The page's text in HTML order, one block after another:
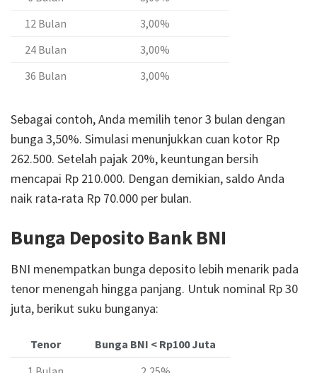
12 Bulan
3,00%
24 Bulan
3,00%
36 Bulan
3,00%
Sebagai contoh, Anda memilih tenor 3 bulan dengan
bunga 3,50%. Simulasi menunjukkan cuan kotor Rp
262.500. Setelah pajak 20%, keuntungan bersih
mencapai Rp 210.000. Dengan demikian, saldo Anda
naik rata-rata Rp 70.000 per bulan.
Bunga Deposito Bank BNI
BNI menempatkan bunga deposito lebih menarik pada
tenor menengah hingga panjang. Untuk nominal Rp 30
juta, berikut suku bunganya:
Tenor
Bunga BNI < Rp100 Juta